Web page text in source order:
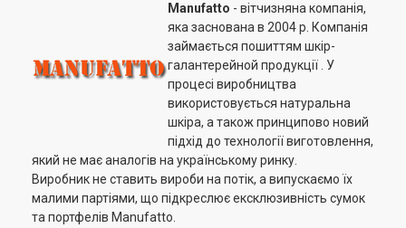
Manufatto - вітчизняна компанія,
яка заснована в 2004 р. Компанія
займається пошиттям шкір-
галантерейной продукції . У
процесі виробництва
використовується натуральна
шкіра, а також принципово новий
підхід до технології виготовлення,
який не має аналогів на українському ринку.
Виробник не ставить вироби на потік, а випускаємо їх
малими партіями, що підкреслює ексклюзивність сумок
та портфелів Manufatto.